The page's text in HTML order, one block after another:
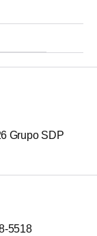
Grupo SDP
5518